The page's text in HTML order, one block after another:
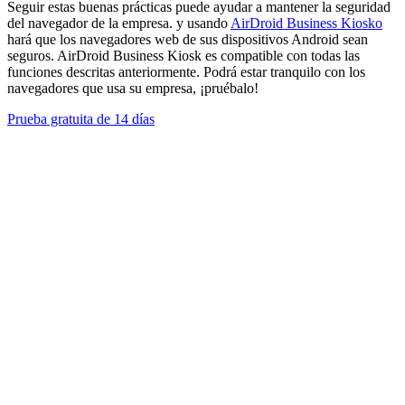
Seguir estas buenas prácticas puede ayudar a mantener la seguridad
del navegador de la empresa. y usando AirDroid Business Kiosko
hará que los navegadores web de sus dispositivos Android sean
seguros. AirDroid Business Kiosk es compatible con todas las
funciones descritas anteriormente. Podrá estar tranquilo con los
navegadores que usa su empresa, ¡pruébalo!
Prueba gratuita de 14 días